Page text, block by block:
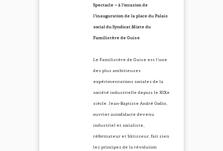
Spectacle – à l’occasion de
l’inauguration de la place du Palais
social du Syndicat Mixte du
Familistère de Guise
Le Familistère de Guise est l’une
des plus ambitieuses
expérimentations sociales de la
société industrielle depuis le XIXe
siècle. Jean-Baptiste André Godin,
ouvrier autodidacte devenu
industriel et socialiste,
réformateur et bâtisseur, fait sien
les principes de la révolution